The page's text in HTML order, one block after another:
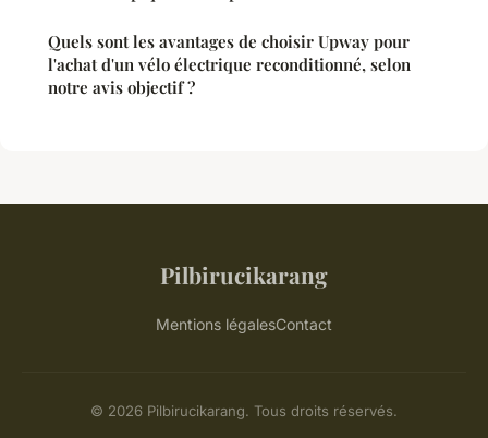
Quels sont les avantages de choisir Upway pour
l'achat d'un vélo électrique reconditionné, selon
notre avis objectif ?
Pilbirucikarang
Mentions légalesContact
© 2026 Pilbirucikarang. Tous droits réservés.